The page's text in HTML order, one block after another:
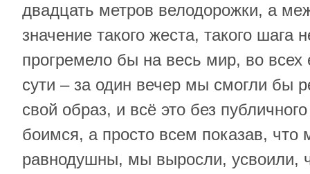
двадцать метров велодорожки, а
значение такого жеста, такого шага
прогремело бы на весь мир, во
сути – за один вечер мы смогли бы
свой образ, и всё это без
боимся, а просто всем показав, что
равнодушны, мы выросли, усвоили,